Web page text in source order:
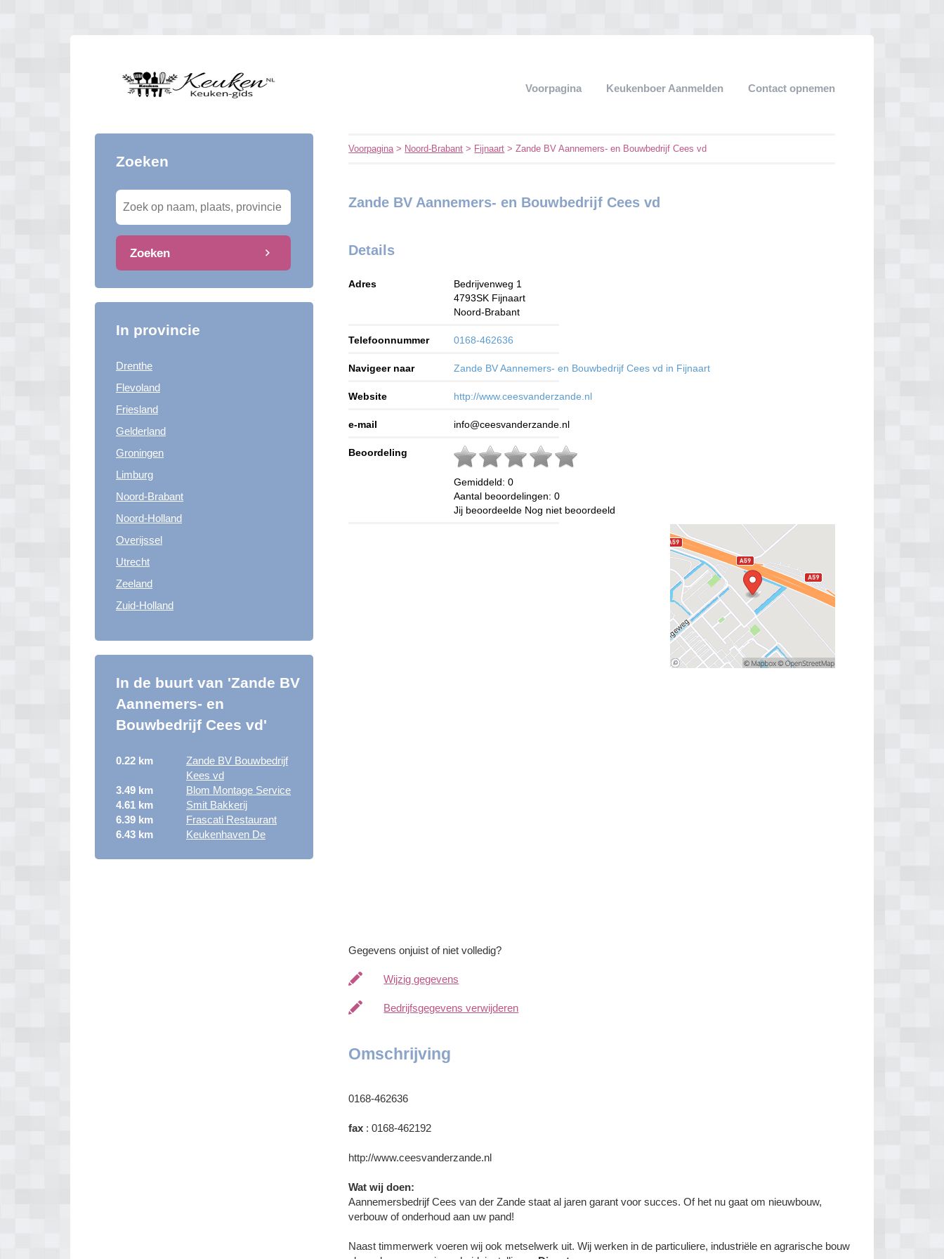
Voorpagina Keukenboer Aanmelden Contact opnemen
Zoeken
Zoeken
In provincie
Drenthe
Flevoland
Friesland
Gelderland
Groningen
Limburg
Noord-Brabant
Noord-Holland
Overijssel
Utrecht
Zeeland
Zuid-Holland
In de buurt van 'Zande BV
Aannemers- en
Bouwbedrijf Cees vd'
0.22 km
Zande BV Bouwbedrijf
Kees vd
3.49 km
Blom Montage Service
4.61 km
Smit Bakkerij
6.39 km
Frascati Restaurant
6.43 km
Keukenhaven De
Voorpagina> Noord-Brabant > Fijnaart > Zande BV Aannemers- en Bouwbedrijf Cees vd
Zande BV Aannemers- en Bouwbedrijf Cees vd
Details
Adres
Bedrijvenweg 1
4793SK Fijnaart
Noord-Brabant
Telefoonnummer 0168-462636
Navigeer naar Zande BV Aannemers- en Bouwbedrijf Cees vd in Fijnaart
Website http://www.ceesvanderzande.nl
e-mail info@ceesvanderzande.nl
Beoordeling
Gemiddeld:0
Aantal beoordelingen:0
Jij beoordeelde Nog niet beoordeeld
Gegevens onjuist of niet volledig?
Wijzig gegevens
Bedrijfsgegevens verwijderen
Omschrijving
0168-462636
fax : 0168-462192
http://www.ceesvanderzande.nl
Wat wij doen:
Aannemersbedrijf Cees van der Zande staat al jaren garant voor succes. Of het nu gaat om nieuwbouw,
verbouw of onderhoud aan uw pand!
Naast timmerwerk voeren wij ook metselwerk uit. Wij werken in de particuliere, industriële en agrarische bouw